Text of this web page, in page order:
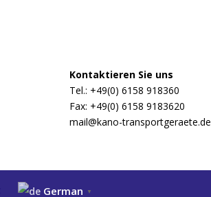
Kontaktieren Sie uns
Tel.: +49(0) 6158 918360
Fax: +49(0) 6158 9183620
mail@kano-transportgeraete.de
German ▼